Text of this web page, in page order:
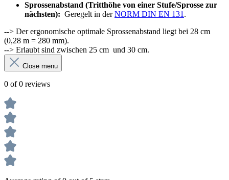
Sprossenabstand (Tritthöhe von einer Stufe/Sprosse zur
nächsten): Geregelt in derNORM DIN EN 131 .
--> Der ergonomische optimale Sprossenabstand liegt bei 28 cm
(0,28 m = 280 mm).
--> Erlaubt sind zwischen 25 cm und 30 cm.
Close menu
0 of 0 reviews